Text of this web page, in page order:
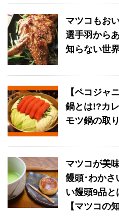
マツコもお
選手羽から
知らない世界
【ペコジャ
鍋とは!?カ
モツ鍋の取
マツコが美
饅頭･わかさ
い饅頭9品
【マツコの